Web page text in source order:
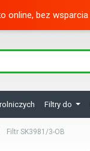
online, bez
Filtry do
Filtr SK3981/3-OB